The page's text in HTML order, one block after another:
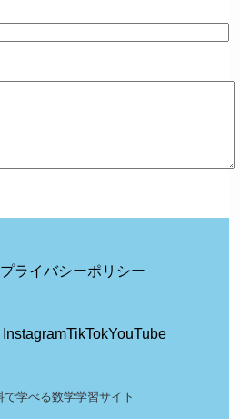
プライバシーポリシー
InstagramTikTokYouTube
学べる数学学習サイト